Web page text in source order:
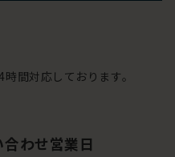
間対応しております。
わせ営業日